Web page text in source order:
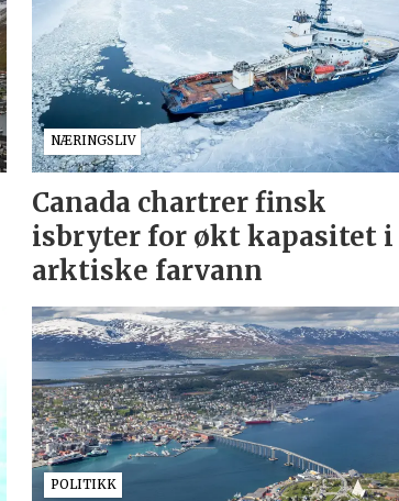
NÆRINGSLIV
Canada chartrer finsk
isbryter for økt kapasitet i
arktiske farvann
POLITIKK